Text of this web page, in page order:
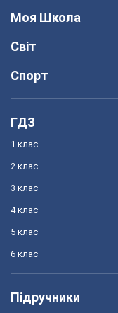
Моя Школа
Світ
Спорт
ГДЗ
1 клас
2 клас
3 клас
4 клас
5 клас
6 клас
Підручники